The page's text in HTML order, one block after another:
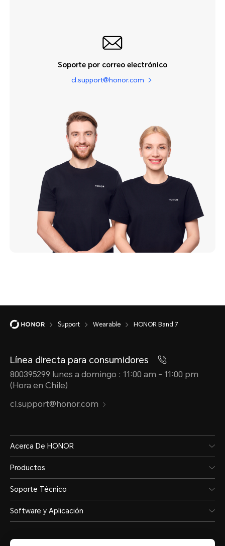
Soporte por correo electrónico
cl.support@honor.com
Support Wearable HONOR Band 7
Línea directa para consumidores
800395299 lunes a domingo : 11:00 am - 11:00 pm
(Hora en Chile)
cl.support@honor.com
Acerca De HONOR
Productos
Soporte Técnico
Software y Aplicación